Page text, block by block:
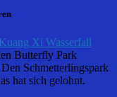
Xi Wasserfall
Butterfly Park
Den Schmetterlingspark
hat sich gelohnt.